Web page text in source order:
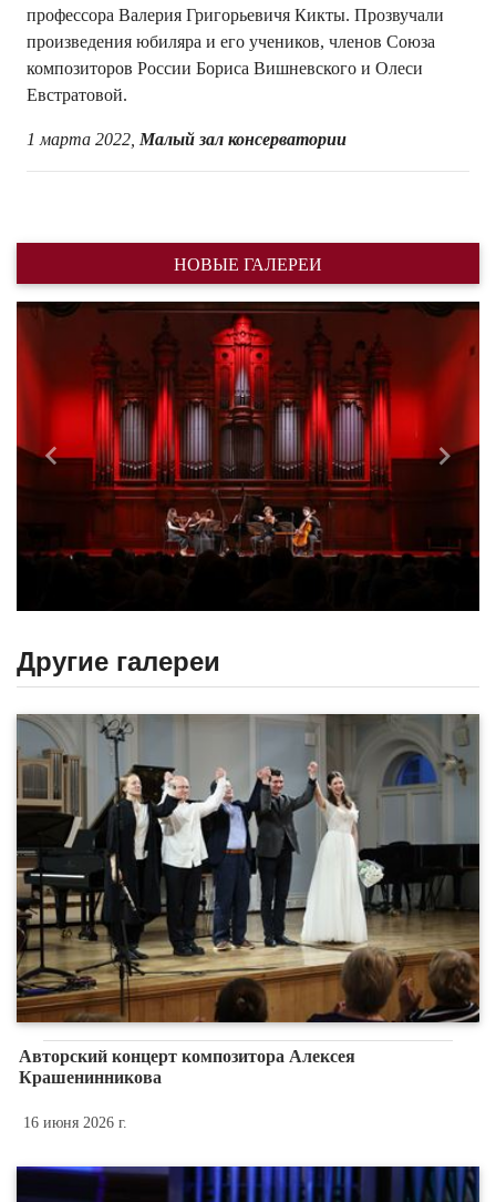
профессора Валерия Григорьевичя Кикты. Прозвучали
произведения юбиляра и его учеников, членов Союза
композиторов России Бориса Вишневского и Олеси
Евстратовой.
1 марта 2022, Малый зал консерватории
НОВЫЕ ГАЛЕРЕИ
Назад
Другие галереи
Авторский концерт композитора Алексея
Крашенинникова
16 июня 2026 г.